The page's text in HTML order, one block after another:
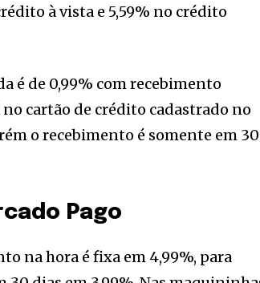
à vista e 5,59% no crédito
é de 0,99% com recebimento
cartão de crédito cadastrado no
o recebimento é somente em 30
Pago
na hora é fixa em 4,99%, para